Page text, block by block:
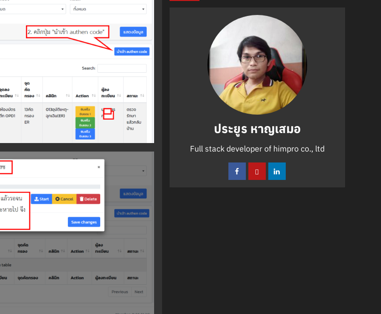
ประยูร หาญเสมอ
Full stack developer of himpro co., ltd